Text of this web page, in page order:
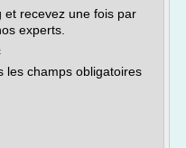
et recevez une fois par
experts.
les champs obligatoires